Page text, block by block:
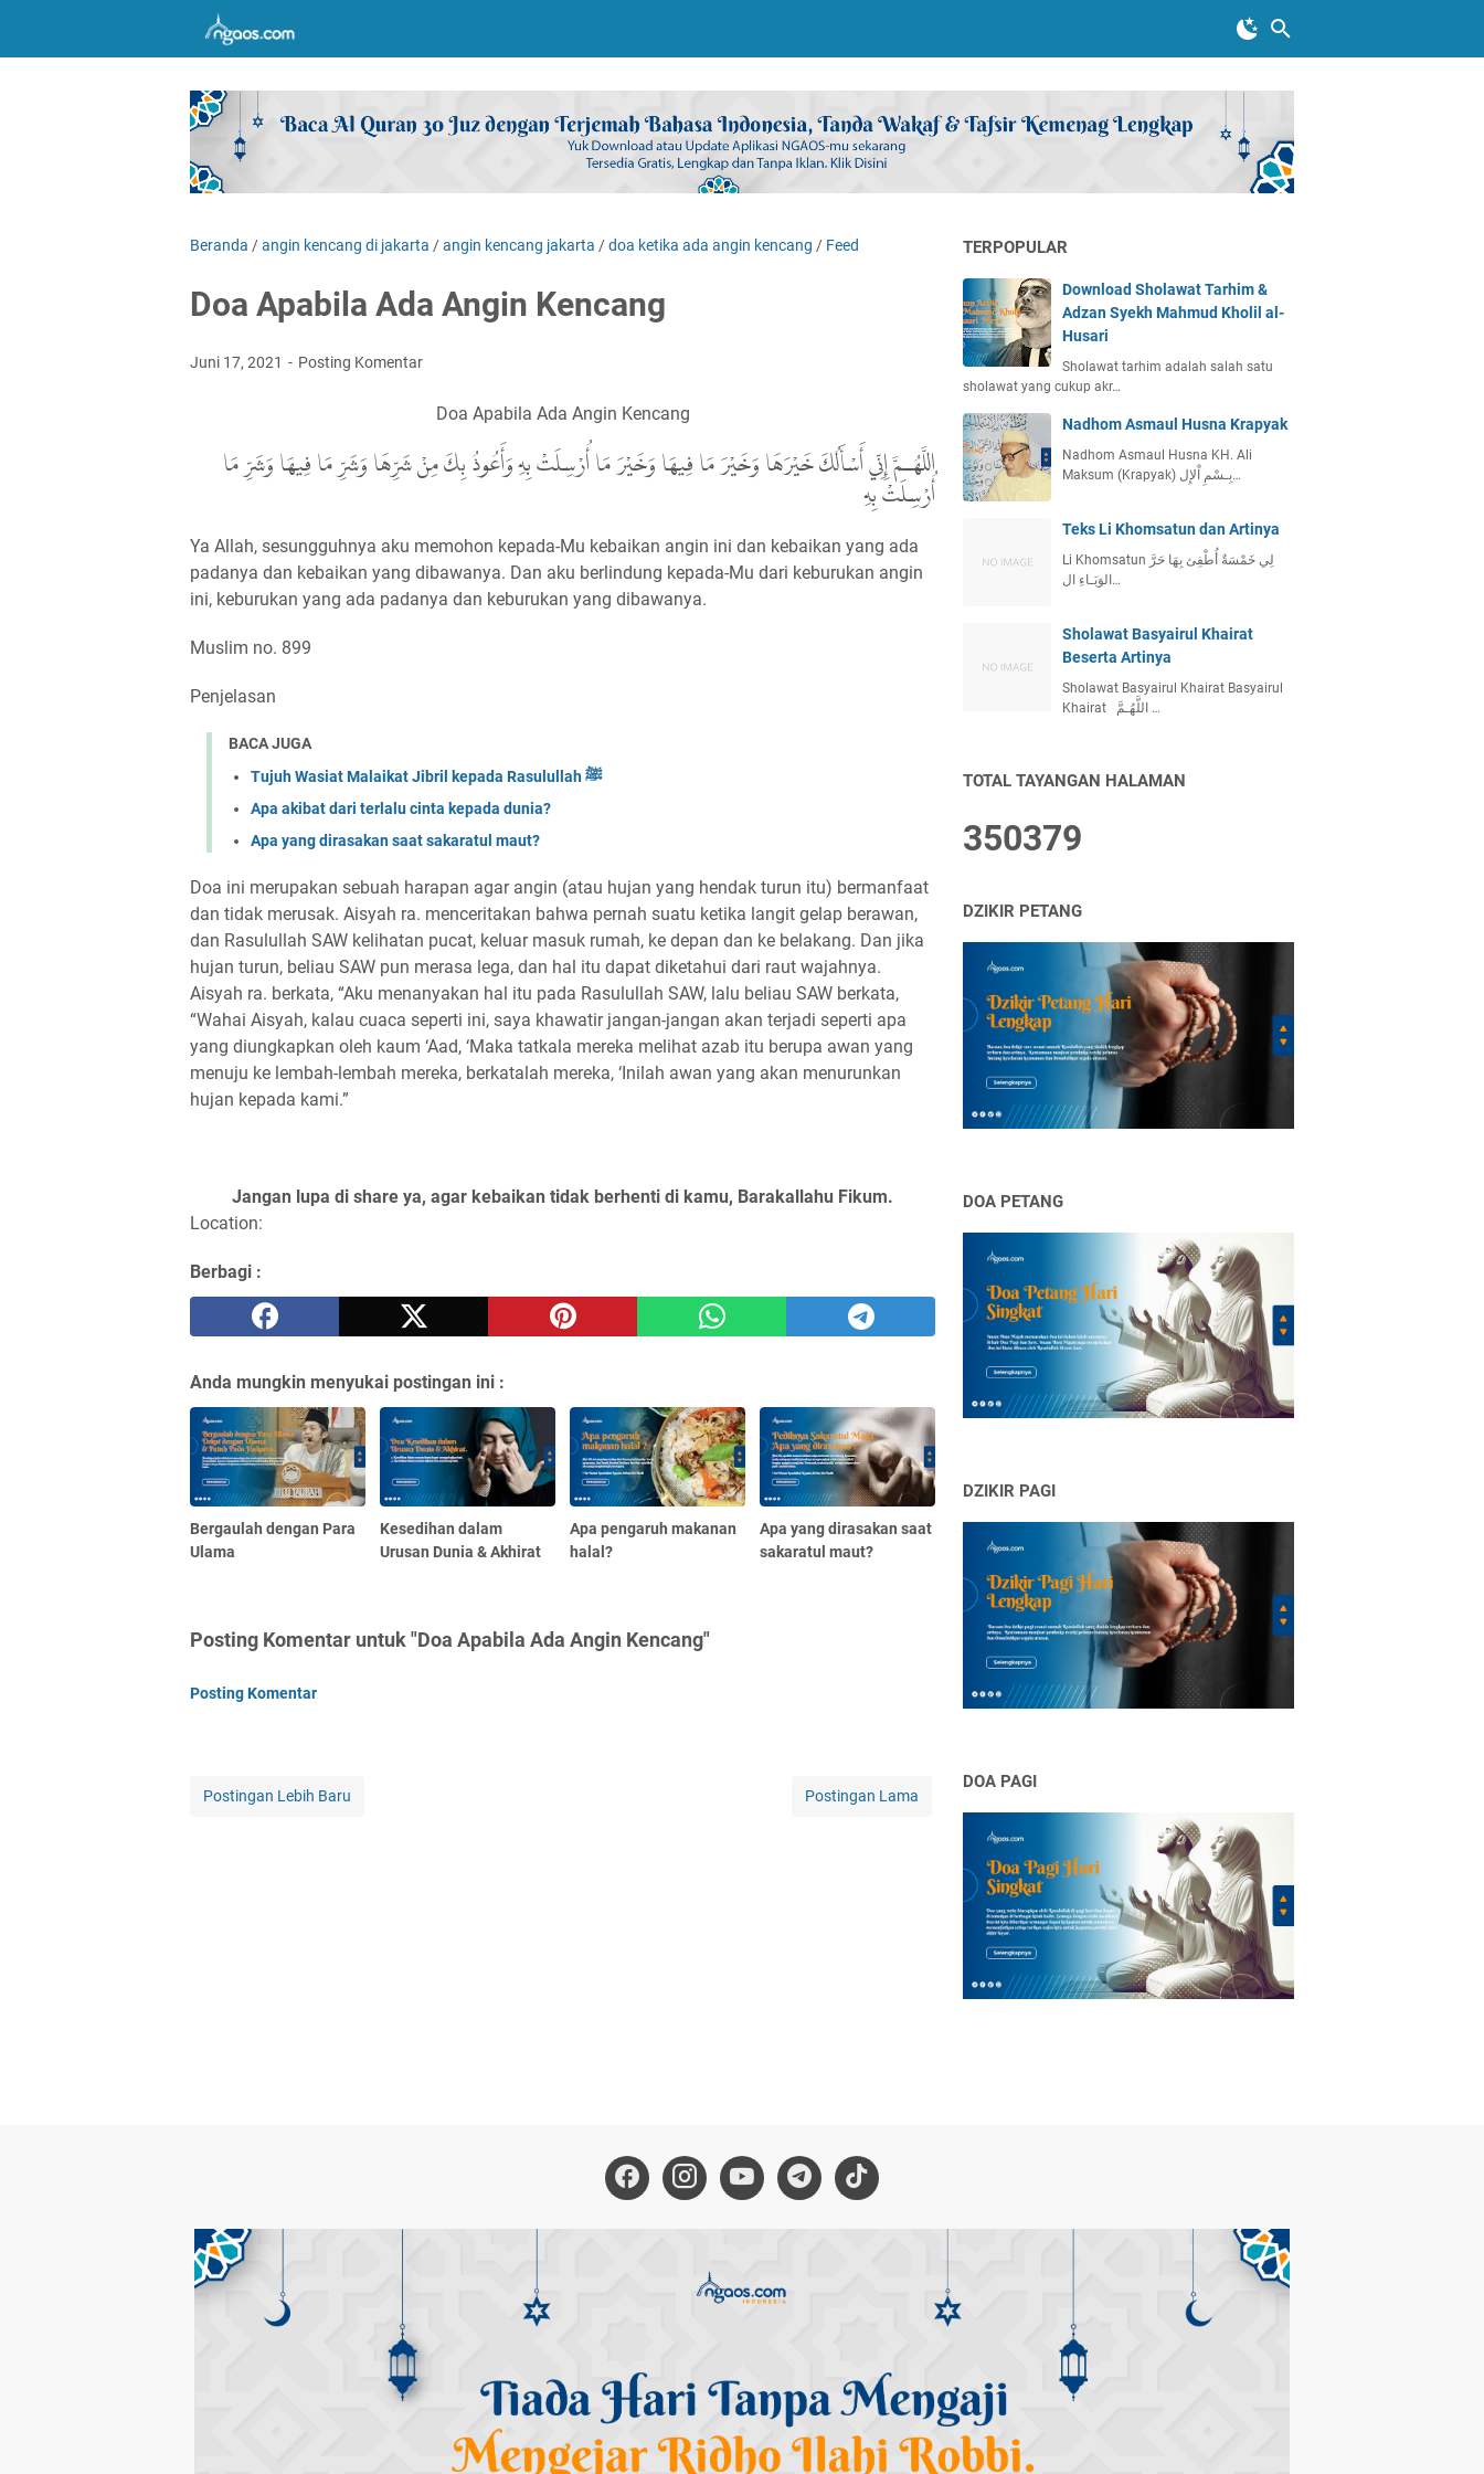
Beranda /angin kencang di jakarta /angin kencang jakarta /doa ketika ada angin kencang / Feed
Doa Apabila Ada Angin Kencang
Juni 17, 2021 Posting Komentar
Doa Apabila Ada Angin Kencang
اللَّهُـمَّ إِنِّي أَسْأَلُكَ خَيْرَهَا وَخَيْرَ مَا فِيهَا وَخَيْرَ مَا أُرْسِلَتْ بِهِ وَأَعُوذُ بِكَ مِنْ شَرِّهَا وَشَرِّ مَا فِيهَا وَشَرِّ مَا
أُرْسِلَتْ بِهِ
Ya Allah, sesungguhnya aku memohon kepada-Mu kebaikan angin ini dan kebaikan yang ada
padanya dan kebaikan yang dibawanya. Dan aku berlindung kepada-Mu dari keburukan angin
ini, keburukan yang ada padanya dan keburukan yang dibawanya.
Muslim no. 899
Penjelasan
BACA JUGA
Tujuh Wasiat Malaikat Jibril kepada Rasulullah ﷺ
Apa akibat dari terlalu cinta kepada dunia?
Apa yang dirasakan saat sakaratul maut?
Doa ini merupakan sebuah harapan agar angin (atau hujan yang hendak turun itu) bermanfaat
dan tidak merusak. Aisyah ra. menceritakan bahwa pernah suatu ketika langit gelap berawan,
dan Rasulullah SAW kelihatan pucat, keluar masuk rumah, ke depan dan ke belakang. Dan jika
hujan turun, beliau SAW pun merasa lega, dan hal itu dapat diketahui dari raut wajahnya.
Aisyah ra. berkata, “Aku menanyakan hal itu pada Rasulullah SAW, lalu beliau SAW berkata,
“Wahai Aisyah, kalau cuaca seperti ini, saya khawatir jangan-jangan akan terjadi seperti apa
yang diungkapkan oleh kaum ‘Aad, ‘Maka tatkala mereka melihat azab itu berupa awan yang
menuju ke lembah-lembah mereka, berkatalah mereka, ‘Inilah awan yang akan menurunkan
hujan kepada kami.”
Jangan lupa di share ya, agar kebaikan tidak berhenti di kamu, Barakallahu Fikum.
Location:
Berbagi :
Anda mungkin menyukai postingan ini :
Bergaulah dengan Para
Ulama
Kesedihan dalam
Urusan Dunia & Akhirat
Apa pengaruh makanan
halal?
Apa yang dirasakan saat
sakaratul maut?
Posting Komentar untuk "Doa Apabila Ada Angin Kencang"
Posting Komentar
Postingan Lebih Baru Postingan Lama
TERPOPULAR
Download Sholawat Tarhim &
Adzan Syekh Mahmud Kholil al-
Husari
Sholawat tarhim adalah salah satu
sholawat yang cukup akr…
Nadhom Asmaul Husna Krapyak
Nadhom Asmaul Husna KH. Ali
Maksum (Krapyak) بِـسْمِ اْلإِل…
Teks Li Khomsatun dan Artinya
Li Khomsatun لِي خَمْسَةٌ أُطْفِئ بِهَا حَرَّ
الوَبَـاءِ ال…
Sholawat Basyairul Khairat
Beserta Artinya
Sholawat Basyairul Khairat Basyairul
Khairat اللَّهُـمَّ …
TOTAL TAYANGAN HALAMAN
350379
DZIKIR PETANG
DOA PETANG
DZIKIR PAGI
DOA PAGI